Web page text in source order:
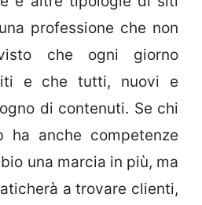
professione che non
che ogni giorno
e che tutti, nuovi e
di contenuti. Se chi
anche competenze
una marcia in più, ma
a trovare clienti,